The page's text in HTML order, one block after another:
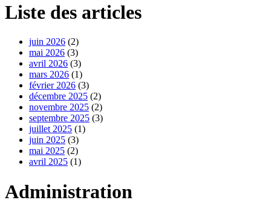
Liste des articles
juin 2026 (2)
mai 2026 (3)
avril 2026 (3)
mars 2026 (1)
février 2026 (3)
décembre 2025 (2)
novembre 2025 (2)
septembre 2025 (3)
juillet 2025 (1)
juin 2025 (3)
mai 2025 (2)
avril 2025 (1)
Administration